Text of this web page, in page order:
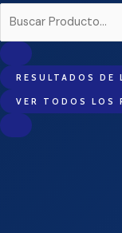
RESULTADOS DE
VER TODOS LOS